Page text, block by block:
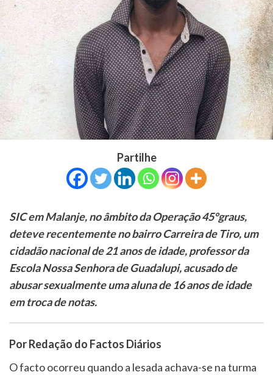
Partilhe
SIC em Malanje, no âmbito da Operação 45°graus,
deteve recentemente no bairro Carreira de Tiro, um
cidadão nacional de 21 anos de idade, professor da
Escola Nossa Senhora de Guadalupi, acusado de
abusar sexualmente uma aluna de 16 anos de idade
em troca de notas.
Por Redação do Factos Diários
O facto ocorreu quando a lesada achava-se na turma